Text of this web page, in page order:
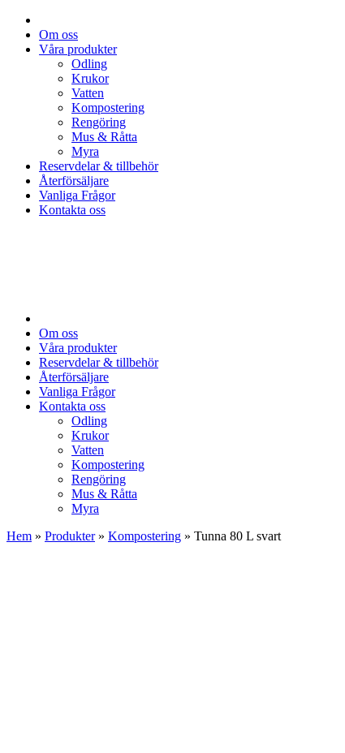
Om oss
Våra produkter
Odling
Krukor
Vatten
Kompostering
Rengöring
Mus & Råtta
Myra
Reservdelar & tillbehör
Återförsäljare
Vanliga Frågor
Kontakta oss
Om oss
Våra produkter
Reservdelar & tillbehör
Återförsäljare
Vanliga Frågor
Kontakta oss
Odling
Krukor
Vatten
Kompostering
Rengöring
Mus & Råtta
Myra
Hem » Produkter» Kompostering » Tunna 80 L svart